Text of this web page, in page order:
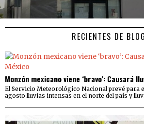
RECIENTES DE BLOG
Monzón mexicano viene ‘bravo’: Causará
El Servicio Meteorológico Nacional prevé para
agosto lluvias intensas en el norte del país y